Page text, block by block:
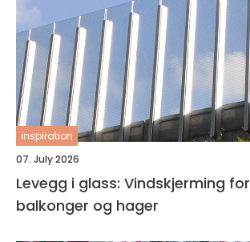
inspiration
07. July 2026
Levegg i glass: Vindskjerming
balkonger og hager